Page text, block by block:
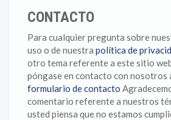
CONTACTO
Para cualquier pregunta sobre
uso o de nuestra política de
otro tema referente a este sitio
póngase en contacto con nosotros
formulario de contacto
comentario referente a nuestros
usted piensa que no estamos